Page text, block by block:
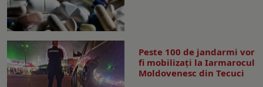
Peste 100 de jandarmi vor
fi mobilizați la Iarmarocul
Moldovenesc din Tecuci